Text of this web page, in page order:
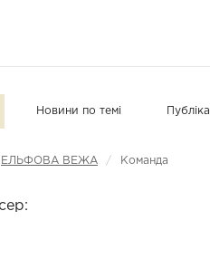
Новини по темі
ЕЛЬФОВА ВЕЖА / Команда